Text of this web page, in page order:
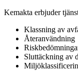
Kemakta erbjuder
Klassning av
Återanvändning
Sluttäckning av